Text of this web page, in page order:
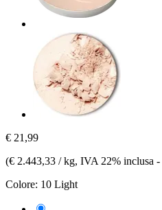
€ 21,99
(€ 2.443,33 / kg, IVA 22% inclusa -
Colore: 10 Light